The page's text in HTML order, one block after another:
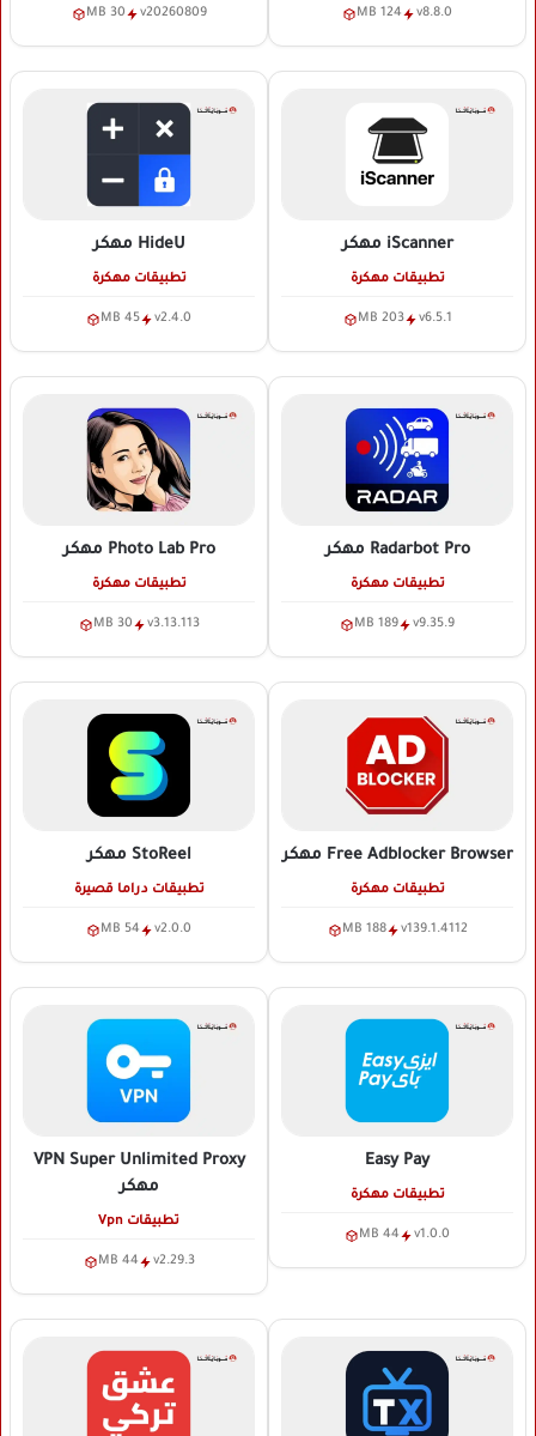
v8.8.0
124 MB
v20260809
30 MB
iScanner مهكر
تطبيقات مهكرة
v6.5.1
203 MB
HideU مهكر
تطبيقات مهكرة
v2.4.0
45 MB
Radarbot Pro مهكر
تطبيقات مهكرة
v9.35.9
189 MB
Photo Lab Pro مهكر
تطبيقات مهكرة
v3.13.113
30 MB
Free Adblocker Browser مهكر
تطبيقات مهكرة
v139.1.4112
188 MB
StoReel مهكر
تطبيقات دراما قصيرة
v2.0.0
54 MB
Easy Pay
تطبيقات مهكرة
v1.0.0
44 MB
VPN Super Unlimited Proxy
مهكر
تطبيقات Vpn
v2.29.3
44 MB